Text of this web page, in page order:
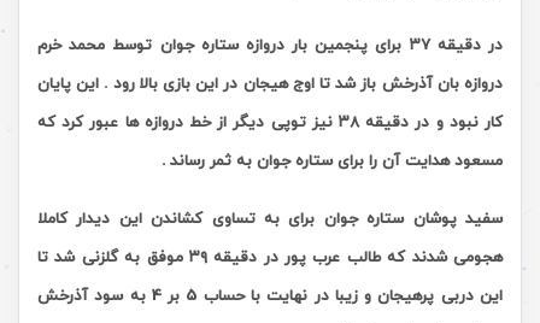
در دقیقه ٣٧ برای پنجمین بار دروازه ستاره جوان توسط
محمد خرم
دروازه‌ بان آذرخش باز شد تا اوج هیجان در این بازی بالا رود . این پایان
کار نبود و در دقیقه ٣٨ نیز توپی دیگر از خط دروازه ها عبور کرد که
مسعود هدایت آن را برای ستاره جوان به ثمر رساند .
سفید پوشان ستاره جوان برای به تساوی کشاندن این دیدار کاملا
هجومی شدند که طالب عرب‌ پور در دقیقه ٣٩ موفق به گلزنی شد تا
این دربی پرهیجان و زیبا
در نهایت با حساب 5 بر 4 به سود آذرخش